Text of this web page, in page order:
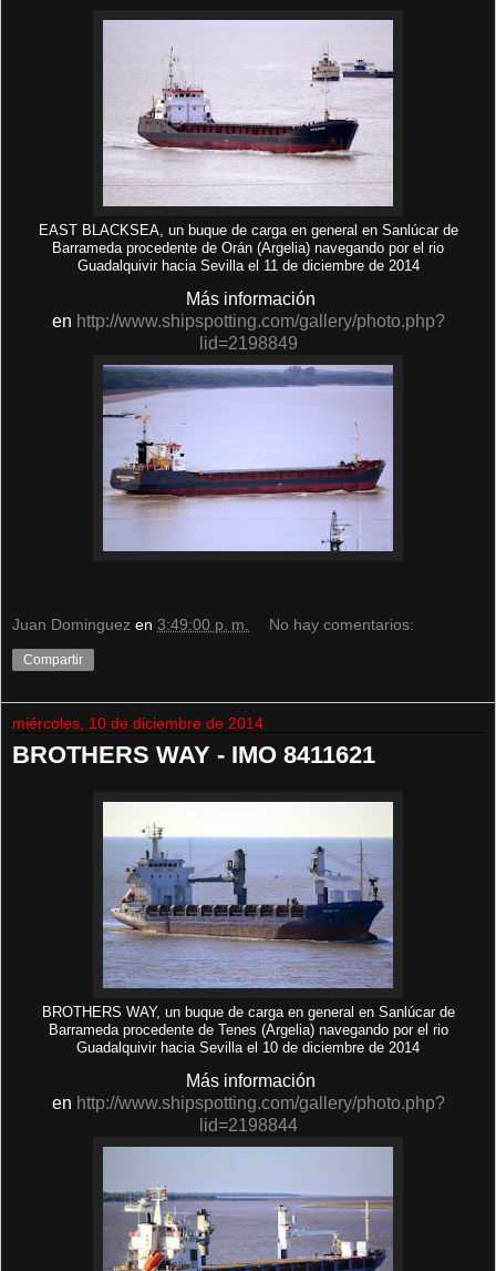
EAST BLACKSEA, un buque de carga en general en Sanlúcar de
Barrameda procedente de Orán (Argelia) navegando por el rio
Guadalquivir hacia Sevilla el 11 de diciembre de 2014
Más información
en http://www.shipspotting.com/gallery/photo.php?
lid=2198849
Juan Dominguez en 3:49:00 p. m. No hay comentarios:
Compartir
miércoles, 10 de diciembre de 2014
BROTHERS WAY - IMO 8411621
BROTHERS WAY, un buque de carga en general en Sanlúcar de
Barrameda procedente de Tenes (Argelia) navegando por el rio
Guadalquivir hacia Sevilla el 10 de diciembre de 2014
Más información
en http://www.shipspotting.com/gallery/photo.php?
lid=2198844